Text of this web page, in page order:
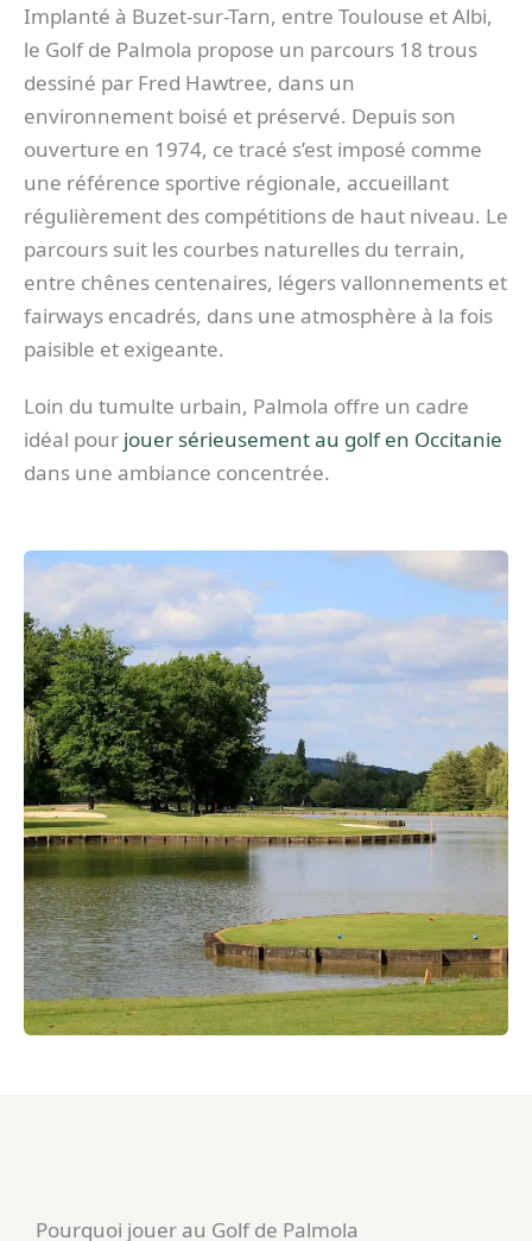
Implanté à Buzet-sur-Tarn, entre Toulouse et Albi,
le Golf de Palmola propose un parcours 18 trous
dessiné par Fred Hawtree, dans un
environnement boisé et préservé. Depuis son
ouverture en 1974, ce tracé s’est imposé comme
une référence sportive régionale, accueillant
régulièrement des compétitions de haut niveau. Le
parcours suit les courbes naturelles du terrain,
entre chênes centenaires, légers vallonnements et
fairways encadrés, dans une atmosphère à la fois
paisible et exigeante.
Loin du tumulte urbain, Palmola offre un cadre
idéal pour jouer sérieusement au golf en Occitanie
dans une ambiance concentrée.
Pourquoi jouer au Golf de Palmola